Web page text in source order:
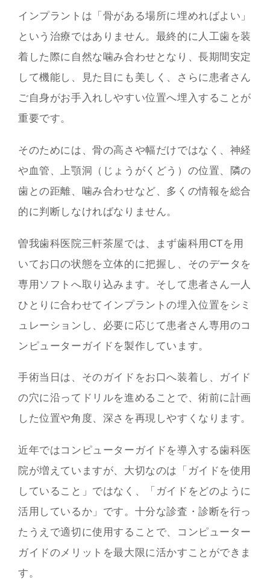
インプラントは「骨がある場所に埋めればよい」
という治療ではありません。最終的に人工歯を装
着した際に自然な噛み合わせとなり、長期間安定
して機能し、見た目にも美しく、さらに患者さん
ご自身がお手入れしやすい位置へ埋入することが
重要です。
そのためには、骨の高さや幅だけではなく、神経
や血管、上顎洞（じょうがくどう）の位置、隣の
歯との距離、噛み合わせなど、多くの情報を総合
的に判断しなければなりません。
曽我歯科医院三軒茶屋では、まず歯科用CTを用
いてお口の状態を立体的に把握し、そのデータを
専用ソフトへ取り込みます。そして患者さん一人
ひとりに合わせてインプラントの埋入位置をシミ
ュレーションし、必要に応じて患者さん専用のコ
ンピューターガイドを製作しています。
手術当日は、そのガイドをお口へ装着し、ガイド
の穴に沿ってドリルを進めることで、術前に計画
した位置や角度、深さを再現しやすくなります。
近年ではコンピューターガイドを導入する歯科医
院が増えていますが、大切なのは「ガイドを使用
していること」ではなく、「ガイドをどのように
活用しているか」です。十分な診査・診断を行っ
たうえで適切に使用することで、コンピューター
ガイドのメリットを最大限に活かすことができま
す。